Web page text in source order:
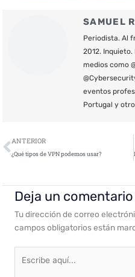
SAMUEL
Periodista. Al
2012.
medios como
eventos
Portugal y
Ant
ANTERIOR
¿Qué tipos de VPN podemos usar?
Deja un comentario
Tu dirección de correo
campos obligatorios están
aquí...